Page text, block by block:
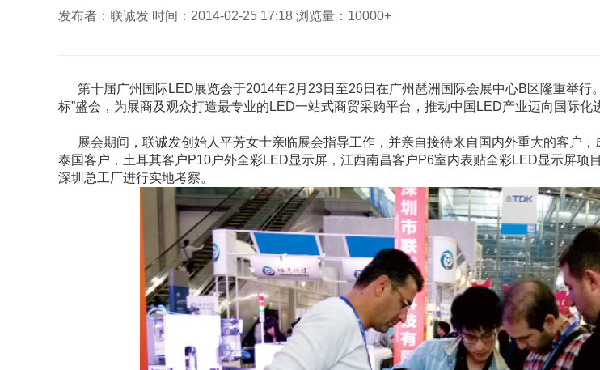
发布者：联诚发 时间：2014-02-25 17:18 浏览量：10000+
第十届广州国际LED展览会于2014年2月23日至26日在广州琶洲国际会展中心B区隆重举行
标”盛会，为展商及观众打造最专业的LED一站式商贸采购平台，推动中国LED产业迈向国际化
展会期间，联诚发创始人平芳女士亲临展会指导工作，并亲自接待来自国内外重大的客户，
泰国客户，土耳其客户P10户外全彩LED显示屏，江西南昌客户P6室内表贴全彩LED显示屏项
深圳总工厂进行实地考察。